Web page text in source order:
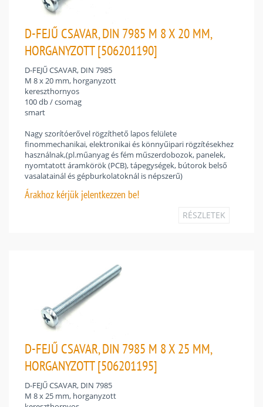
D-FEJŰ CSAVAR, DIN 7985 M 8 X 20 MM,
HORGANYZOTT [506201190]
D-FEJŰ CSAVAR, DIN 7985
M 8 x 20 mm, horganyzott
kereszthornyos
100 db / csomag
smart
Nagy szorítóerővel rögzíthető lapos felülete
finommechanikai, elektronikai és könnyűipari rögzítésekhez
használnak,(pl.műanyag és fém műszerdobozok, panelek,
nyomtatott áramkörök (PCB), tápegységek, bútorok belső
vasalatainál és gépburkolatoknál is népszerű)
Árakhoz kérjük jelentkezzen be!
RÉSZLETEK
D-FEJŰ CSAVAR, DIN 7985 M 8 X 25 MM,
HORGANYZOTT [506201195]
D-FEJŰ CSAVAR, DIN 7985
M 8 x 25 mm, horganyzott